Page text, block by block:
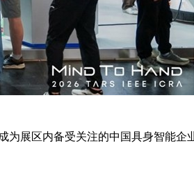
为展区内备受关注的中国具身智能企